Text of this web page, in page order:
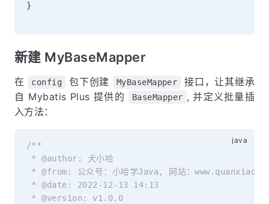
}
新建 MyBaseMapper
在 config 包下创建 MyBaseMapper
接口，让其继承
自 Mybatis Plus 提供的
BaseMapper , 并定义批量插
入方法：
/**
* @author: 犬小哈
* @from: 公众号：小哈学Java, 网站：
* @date: 2022-12-13 14:13
* @version: v1.0.0